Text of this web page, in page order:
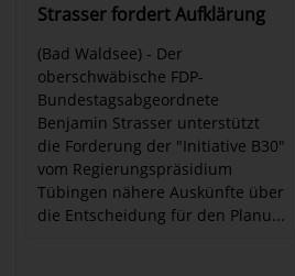
Strasser fordert Aufklärung
(Bad Waldsee) - Der
oberschwäbische FDP-
Bundestagsabgeordnete
Benjamin Strasser unterstützt
die Forderung der "Initiative B30"
vom Regierungspräsidium
Tübingen nähere Auskünfte über
die Entscheidung für den Planu...